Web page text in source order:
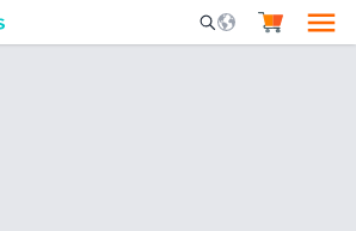
Mobile Search